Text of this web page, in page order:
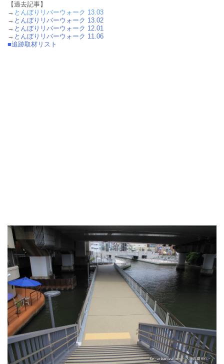
【過去記事】
→ とんぼりリバーウォーク 13.03
→ とんぼりリバーウォーク 13.02
→ とんぼりリバーウォーク 12.01
→ とんぼりリバーウォーク 11.06
■追跡取材リスト